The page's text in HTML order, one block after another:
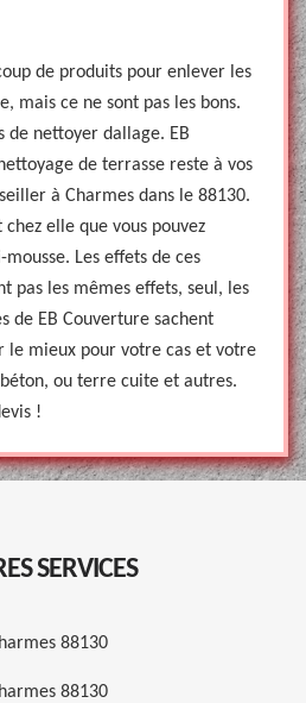
de produits pour enlever les
mais ce ne sont pas les bons.
de nettoyer dallage. EB
de terrasse reste à vos
à Charmes dans le 88130.
elle que vous pouvez
Les effets de ces
pas les mêmes effets, seul, les
de EB Couverture sachent
le mieux pour votre cas et votre
ou terre cuite et autres.
!
SERVICES
88130
88130